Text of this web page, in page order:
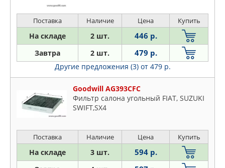
Поставка Наличие Цена Купить
На складе 2 шт. 446 р.
Завтра 2 шт. 479 р.
Другие предложения (3) от 479 р.
Goodwill AG393CFC
Фильтр салона угольный FIAT, SUZUKI
SWIFT,SX4
Поставка Наличие Цена Купить
На складе 3 шт. 594 р.